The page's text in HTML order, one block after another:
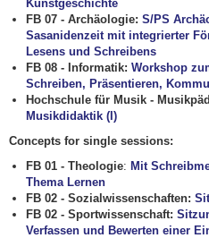
Kunstgeschichte
FB 07 - Archäologie:S/PS
Sasanidenzeit mit integrierter
Lesens und Schreibens
FB 08 - Informatik:Workshop
Schreiben, Präsentieren,
Hochschule für Musik -
Musikdidaktik (I)
Concepts for single sessions:
FB 01 - Theologie:Mit
Thema Lernen
FB 02 - Sozialwissenschaften:
FB 02 - Sportwissenschaft:
Verfassen und Bewerten einer